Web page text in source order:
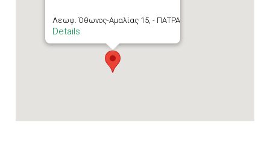
Λεωφ. Όθωνος-Αμαλίας 15, - ΠΑΤΡΑ
Details